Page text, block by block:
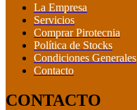
La Empresa
Servicios
Comprar Pirotecnia
Política de Stocks
Condiciones Generales
Contacto
CONTACTO